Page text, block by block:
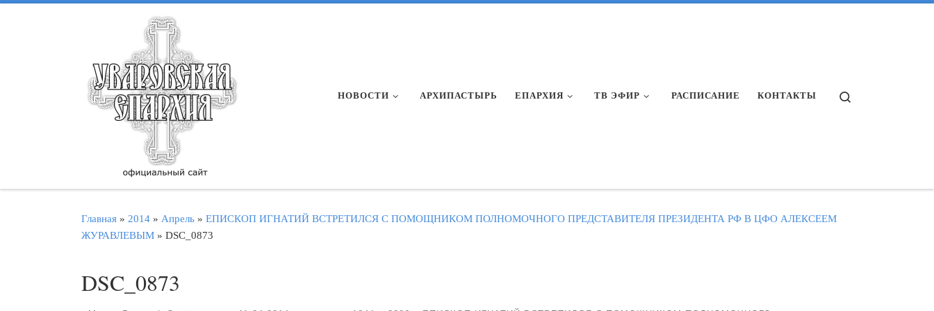
НОВОСТИ АРХИПАСТЫРЬ ЕПАРХИЯ ТВ ЭФИР РАСПИСАНИЕ КОНТАКТЫ
Главная » 2014 » Апрель » ЕПИСКОП ИГНАТИЙ ВСТРЕТИЛСЯ С ПОМОЩНИКОМ ПОЛНОМОЧНОГО ПРЕДСТАВИТЕЛЯ ПРЕЗИДЕНТА РФ В ЦФО АЛЕКСЕЕМ
ЖУРАВЛЕВЫМ » DSC_0873
DSC_0873